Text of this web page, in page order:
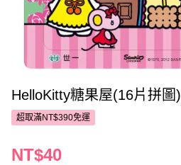
HelloKitty糖果屋(16片拼圖)
超取滿NT$390免運
NT$40